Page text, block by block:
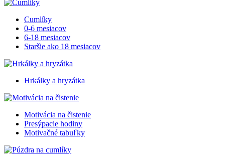
Cumlíky
0-6 mesiacov
6-18 mesiacov
Staršie ako 18 mesiacov
Hrkálky a hryzátka
Motivácia na čistenie
Presýpacie hodiny
Motivačné tabuľky